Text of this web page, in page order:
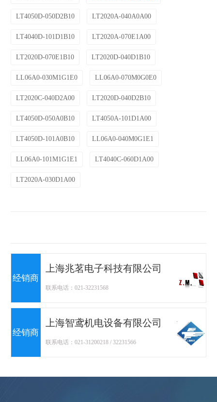
LT4050D-050D2B10 LT2020A-040A0A00
LT4040D-101D1B10 LT2020A-070E1A00
LT2020D-070E1B10 LT2020D-040D1B10
LL06A0-030M1G1E0 LL06A0-070M0G0E0
LT2020C-040D2A00 LT2020D-040D2B10
LT4050D-050A0B10 LT4050A-101D1A00
LT4050D-101A0B10 LL06A0-040M0G1E1
LL06A0-101M1G1E1 LT4040C-060D1A00
LT2020A-030D1A00
经销商
上海兆茗电子科技有限公司
联系电话：021-32231568
经销商
上海智鸢机电设备有限公司
联系电话：021-31200218 / 32231566